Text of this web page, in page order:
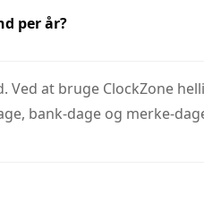
per år?
at bruge ClockZone
bank-dage og merke-